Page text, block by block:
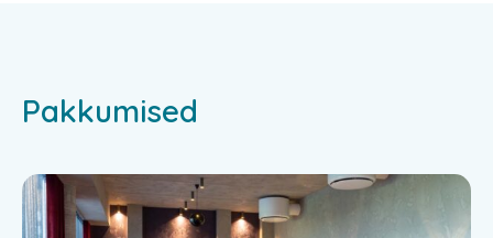
Pakkumised